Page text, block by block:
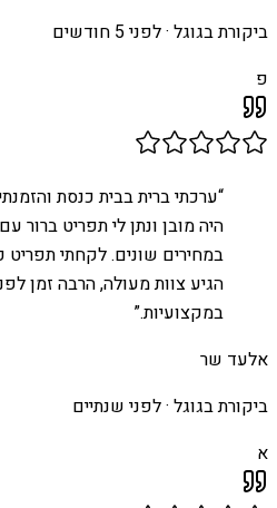
ביקורת בגוגל ·לפני 5 חודשים
פ
“ערכתי ברית בבית כנסת
היה מובן ונתן לי תפריט ברור
במחירים שונים. לקחתי תפריט
הגיע צוות מעולה, הרבה זמן
במקצועיות.”
אלעד שר
ביקורת בגוגל ·לפני שנתיים
א